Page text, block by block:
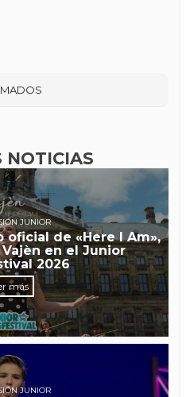
NOTICIAS
JUNIOR
de «Here I Am»,
en el Junior
2026
más
JUNIOR